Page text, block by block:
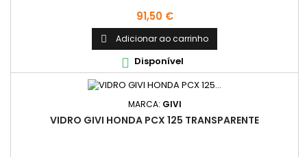
Preço
91,50 €
 Adicionar ao carrinho
 Disponível
MARCA: GIVI
VIDRO GIVI HONDA PCX 125 TRANSPARENTE